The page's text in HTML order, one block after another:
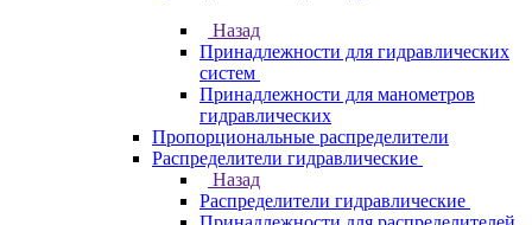
Назад
Принадлежности для гидравлических
систем
Принадлежности для манометров
гидравлических
Пропорциональные распределители
Распределители гидравлические
Назад
Распределители гидравлические